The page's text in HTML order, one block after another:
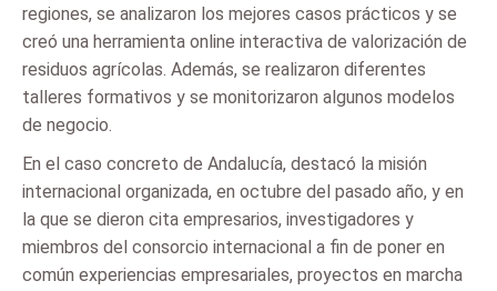
regiones, se analizaron los mejores casos prácticos y se
creó una herramienta online interactiva de valorización de
residuos agrícolas. Además, se realizaron diferentes
talleres formativos y se monitorizaron algunos modelos
de negocio.
En el caso concreto de Andalucía, destacó la misión
internacional organizada, en octubre del pasado año, y en
la que se dieron cita empresarios, investigadores y
miembros del consorcio internacional a fin de poner en
común experiencias empresariales, proyectos en marcha